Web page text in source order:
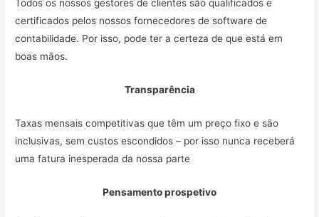
Todos os nossos gestores de clientes são qualificados e
certificados pelos nossos fornecedores de software de
contabilidade. Por isso, pode ter a certeza de que está em
boas mãos.
Transparência
Taxas mensais competitivas que têm um preço fixo e são
inclusivas, sem custos escondidos – por isso nunca receberá
uma fatura inesperada da nossa parte
Pensamento prospetivo